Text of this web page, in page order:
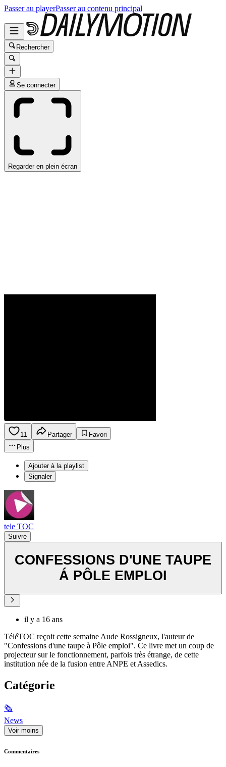
Passer au playerPasser au contenu principal
Rechercher
Se connecter
Regarder en plein écran
11 Partager
Favori
Plus
Ajouter à la playlist
Signaler
tele TOC
Suivre
CONFESSIONS D'UNE TAUPE
Á PÔLE EMPLOI
il y a 16 ans
TéléTOC reçoit cette semaine Aude Rossigneux, l'auteur de
"Confessions d'une taupe à Pôle emploi". Ce livre met un coup de
projecteur sur le fonctionnement, parfois très étrange, de cette
institution née de la fusion entre ANPE et Assedics.
Catégorie
🗞
News
Voir moins
Commentaires